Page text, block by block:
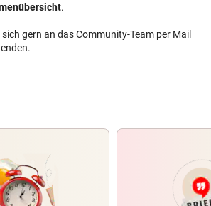
.
sich gern an das Community-Team per Mail